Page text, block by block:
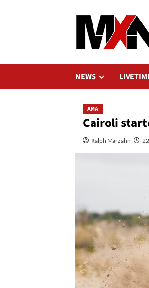
NEWS
AMA
Cairoli
Ralph Marzahn